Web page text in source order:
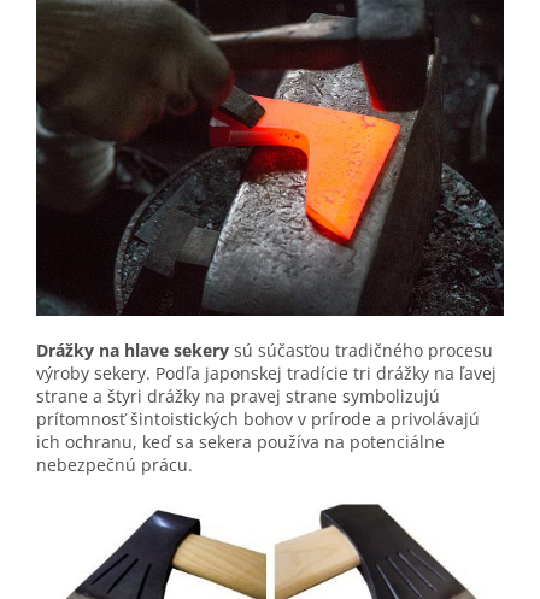
Drážky na hlave sekery sú súčasťou tradičného procesu
výroby sekery. Podľa japonskej tradície tri drážky na ľavej
strane a štyri drážky na pravej strane symbolizujú
prítomnosť šintoistických bohov v prírode a privolávajú
ich ochranu, keď sa sekera používa na potenciálne
nebezpečnú prácu.